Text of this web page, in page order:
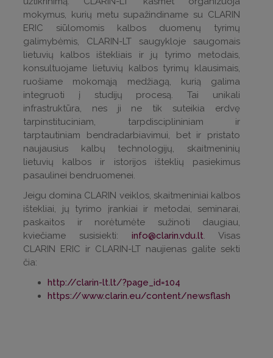
mokymus, kurių metu supažindiname su CLARIN
ERIC siūlomomis kalbos duomenų tyrimų
galimybėmis, CLARIN-LT saugykloje saugomais
lietuvių kalbos ištekliais ir jų tyrimo metodais,
konsultuojame lietuvių kalbos tyrimų klausimais,
ruošiame mokomąją medžiagą, kurią galima
integruoti į studijų procesą. Tai unikali
infrastruktūra, nes ji ne tik suteikia erdvę
tarpinstituciniam, tarpdisciplininiam ir
tarptautiniam bendradarbiavimui, bet ir pristato
naujausius kalbų technologijų, skaitmeninių
lietuvių kalbos ir istorijos išteklių pasiekimus
pasaulinei bendruomenei.
Jeigu domina CLARIN veiklos, skaitmeniniai kalbos
ištekliai, jų tyrimo įrankiai ir metodai, seminarai,
paskaitos ir norėtumėte sužinoti daugiau,
kviečiame susisiekti: info@clarin.vdu.lt . Visas
CLARIN ERIC ir CLARIN-LT naujienas galite sekti
čia:
http://clarin-lt.lt/?page_id=104
https://www.clarin.eu/content/newsflash